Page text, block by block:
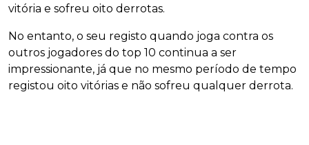
vitória e sofreu oito derrotas.
No entanto, o seu registo quando joga contra os
outros jogadores do top 10 continua a ser
impressionante, já que no mesmo período de tempo
registou oito vitórias e não sofreu qualquer derrota.